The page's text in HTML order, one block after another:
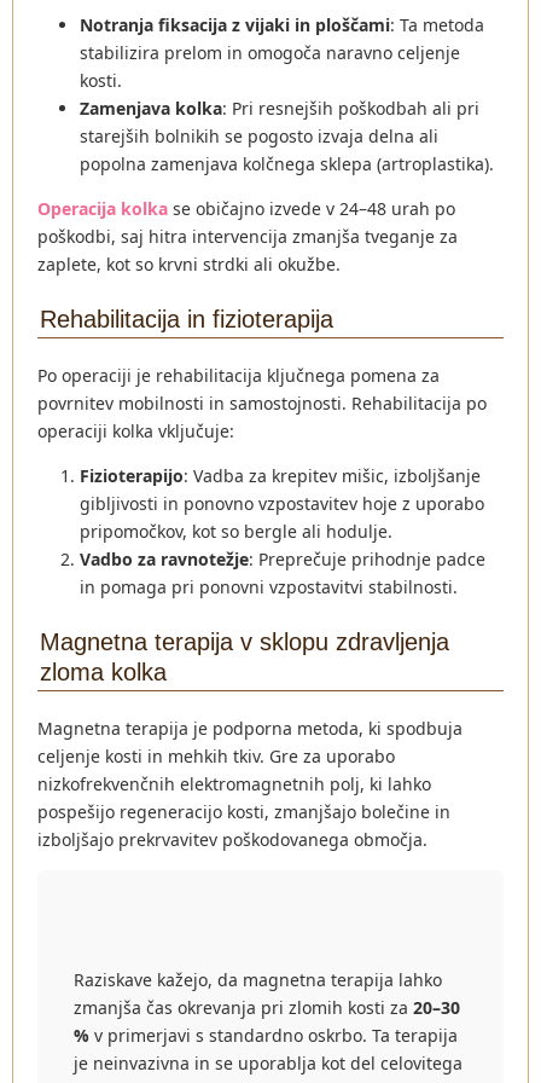
Notranja fiksacija z vijaki in ploščami: Ta metoda
stabilizira prelom in omogoča naravno celjenje
kosti.
Zamenjava kolka: Pri resnejših poškodbah ali pri
starejših bolnikih se pogosto izvaja delna ali
popolna zamenjava kolčnega sklepa (artroplastika).
Operacija kolka se običajno izvede v 24–48 urah po
poškodbi, saj hitra intervencija zmanjša tveganje za
zaplete, kot so krvni strdki ali okužbe.
Rehabilitacija in fizioterapija
Po operaciji je rehabilitacija ključnega pomena za
povrnitev mobilnosti in samostojnosti. Rehabilitacija po
operaciji kolka vključuje:
Fizioterapijo: Vadba za krepitev mišic, izboljšanje
gibljivosti in ponovno vzpostavitev hoje z uporabo
pripomočkov, kot so bergle ali hodulje.
Vadbo za ravnotežje: Preprečuje prihodnje padce
in pomaga pri ponovni vzpostavitvi stabilnosti.
Magnetna terapija v sklopu zdravljenja
zloma kolka
Magnetna terapija je podporna metoda, ki spodbuja
celjenje kosti in mehkih tkiv. Gre za uporabo
nizkofrekvenčnih elektromagnetnih polj, ki lahko
pospešijo regeneracijo kosti, zmanjšajo bolečine in
izboljšajo prekrvavitev poškodovanega območja.
Raziskave kažejo, da magnetna terapija lahko
zmanjša čas okrevanja pri zlomih kosti za 20–30
% v primerjavi s standardno oskrbo. Ta terapija
je neinvazivna in se uporablja kot del celovitega